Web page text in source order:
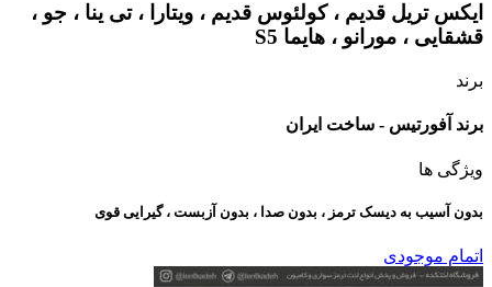
ایکس تریل قدیم ، کولئوس قدیم ، ویتارا ، تی ینا ، جو ،
قشقایی ، مورانو ، هایما S5
برند
برند آفورتیس - ساخت ایران
ویژگی ها
بدون آسیب به دیسک ترمز ، بدون صدا ، بدون آزبست ، گیرایی قوی​
اتمام موجودی